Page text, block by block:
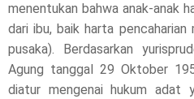
menentukan bahwa anak-anak
dari ibu, baik harta pencaharian
pusaka). Berdasarkan
Agung tanggal 29 Oktober
diatur mengenai hukum adat